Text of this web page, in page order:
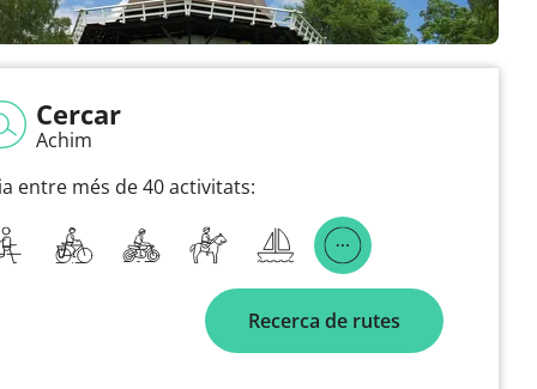
Cercar
Achim
entre més de 40 activitats:
Recerca de rutes